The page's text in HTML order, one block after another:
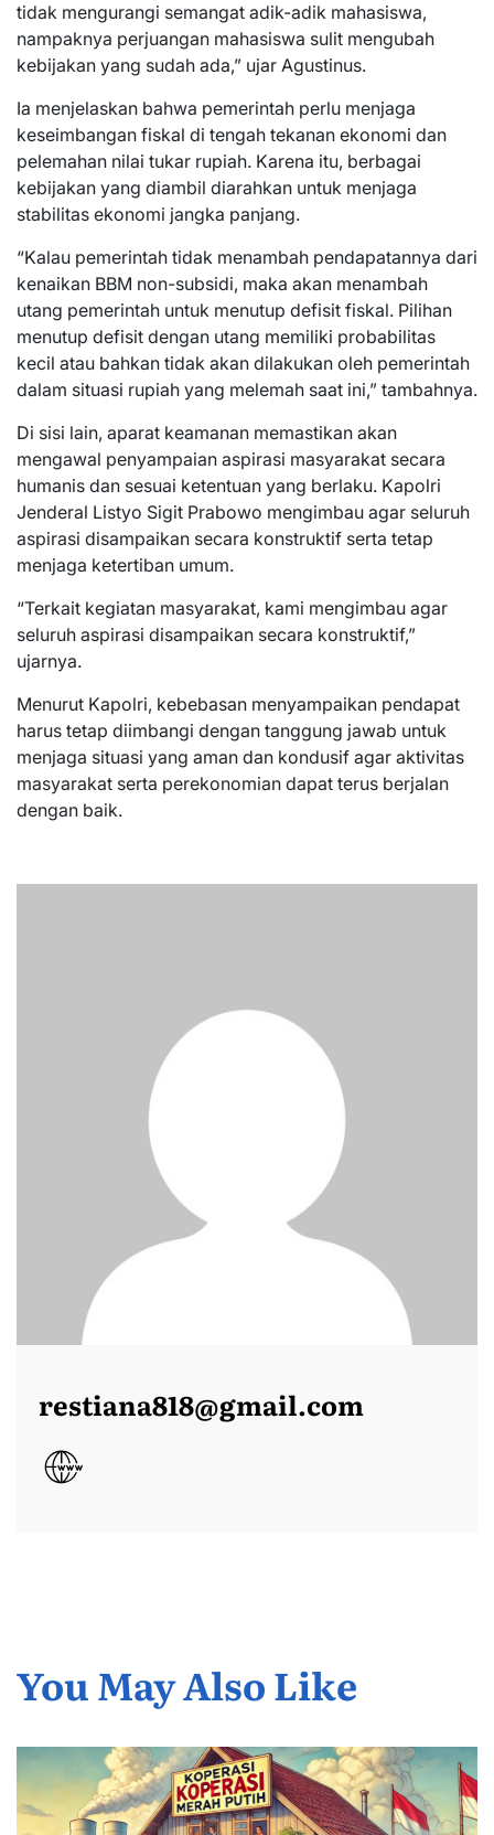
tidak mengurangi semangat adik-adik mahasiswa,
nampaknya perjuangan mahasiswa sulit mengubah
kebijakan yang sudah ada,” ujar Agustinus.
Ia menjelaskan bahwa pemerintah perlu menjaga
keseimbangan fiskal di tengah tekanan ekonomi dan
pelemahan nilai tukar rupiah. Karena itu, berbagai
kebijakan yang diambil diarahkan untuk menjaga
stabilitas ekonomi jangka panjang.
“Kalau pemerintah tidak menambah pendapatannya dari
kenaikan BBM non-subsidi, maka akan menambah
utang pemerintah untuk menutup defisit fiskal. Pilihan
menutup defisit dengan utang memiliki probabilitas
kecil atau bahkan tidak akan dilakukan oleh pemerintah
dalam situasi rupiah yang melemah saat ini,” tambahnya.
Di sisi lain, aparat keamanan memastikan akan
mengawal penyampaian aspirasi masyarakat secara
humanis dan sesuai ketentuan yang berlaku. Kapolri
Jenderal Listyo Sigit Prabowo mengimbau agar seluruh
aspirasi disampaikan secara konstruktif serta tetap
menjaga ketertiban umum.
“Terkait kegiatan masyarakat, kami mengimbau agar
seluruh aspirasi disampaikan secara konstruktif,”
ujarnya.
Menurut Kapolri, kebebasan menyampaikan pendapat
harus tetap diimbangi dengan tanggung jawab untuk
menjaga situasi yang aman dan kondusif agar aktivitas
masyarakat serta perekonomian dapat terus berjalan
dengan baik.
restiana818@gmail.com
You May Also Like